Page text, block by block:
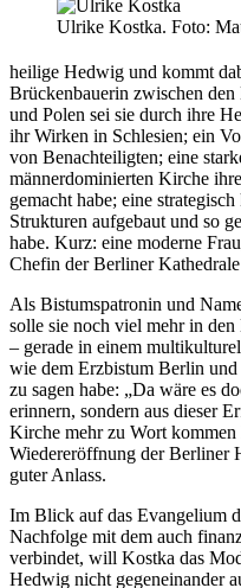
Ulrike Kostka. Foto:
heilige Hedwig und kommt
Brückenbauerin zwischen
und Polen sei sie durch ihre
ihr Wirken in Schlesien; ein
von Benachteiligten; eine
männerdominierten Kirche
gemacht habe; eine
Strukturen aufgebaut und so
habe. Kurz: eine moderne
Chefin der Berliner
Als Bistumspatronin und
solle sie noch viel mehr in
– gerade in einem
wie dem Erzbistum Berlin und
zu sagen habe: „Da wäre es
erinnern, sondern aus dieser
Kirche mehr zu Wort kommen
Wiedereröffnung der Berliner
guter Anlass.
Im Blick auf das Evangelium
Nachfolge mit dem auch
verbindet, will Kostka das
Hedwig nicht gegeneinander